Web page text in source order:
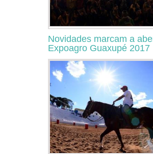
Novidades marcam a
Expoagro Guaxupé 2017